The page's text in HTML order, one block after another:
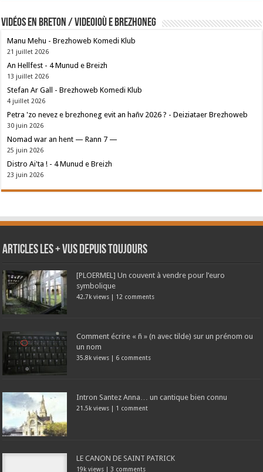
Vidéos en breton / Videoioù e brezhoneg
Manu Mehu - Brezhoweb Komedi Klub
21 juillet 2026
An Hellfest - 4 Munud e Breizh
13 juillet 2026
Stefan Ar Gall - Brezhoweb Komedi Klub
4 juillet 2026
Petra 'zo nevez e brezhoneg evit an hañv 2026 ? - Deiziataer Brezhoweb
30 juin 2026
Nomad war an hent — Rann 7 —
25 juin 2026
Distro Ai'ta ! - 4 Munud e Breizh
23 juin 2026
Articles les + vus depuis toujours
[PLOERMEL] Un couvent à vendre pour l’euro
symbolique
42.7k views | 12 comments
Comment écrire « ñ » (n avec tilde) sur un prénom ou
un nom
35.8k views | 6 comments
Intron Santez Anna… un cantique bien connu
21.5k views | 1 comment
LE CANON DE SAINT PATRICK
19k views | 3 comments